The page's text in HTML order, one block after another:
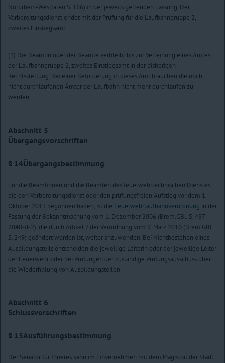
Nordrhein-Westfalen S. 166) in der jeweils geltenden Fassung. Der
Vorbereitungsdienst endet mit der Prüfung für die Laufbahngruppe 2,
zweites Einstiegsamt.
(3) Die Beamtin oder der Beamte verbleibt bis zur Verleihung eines Amtes
der Laufbahngruppe 2, zweites Einstiegsamt in der bisherigen
Rechtsstellung. Bei einer Beförderung in dieses Amt brauchen die noch
nicht durchlaufenen Ämter der Laufbahn nicht mehr durchlaufen zu
werden.
Abschnitt 5
Übergangsvorschriften
§ 14Übergangsbestimmung
Für die Beamtinnen und die Beamten des feuerwehrtechnischen Dienstes,
die den Vorbereitungsdienst oder den prüfungsfreien Aufstieg vor dem 1.
Oktober 2013 begonnen haben, ist die Feuerwehrlaufbahnverordnung in der
Fassung der Bekanntmachung vom 1. Dezember 2006 (Brem.GBl. S. 487 -
2040-d-2), die durch Artikel 7 der Verordnung vom 9. März 2010 (Brem.GBl.
S. 249) geändert worden ist, weiter anzuwenden. Bei Nichtbestehen eines
Ausbildungsteils entscheiden die jeweilige Leiterin oder der jeweilige Leiter
der Feuerwehr oder bei Prüfungen der zuständige Prüfungsausschuss über
die Wiederholung von Ausbildungsteilen.
Abschnitt 6
Schlussvorschriften
§ 15Ausführungsbestimmung
Der Senator für Inneres kann im Einvernehmen mit dem Magistrat der Stadt